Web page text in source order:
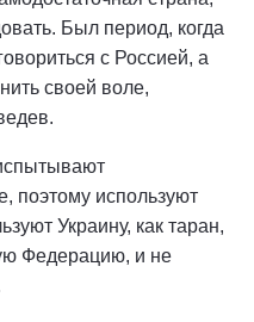
Был период, когда
с Россией, а
своей воле,
поэтому используют
Украину, как таран,
Федерацию, и не